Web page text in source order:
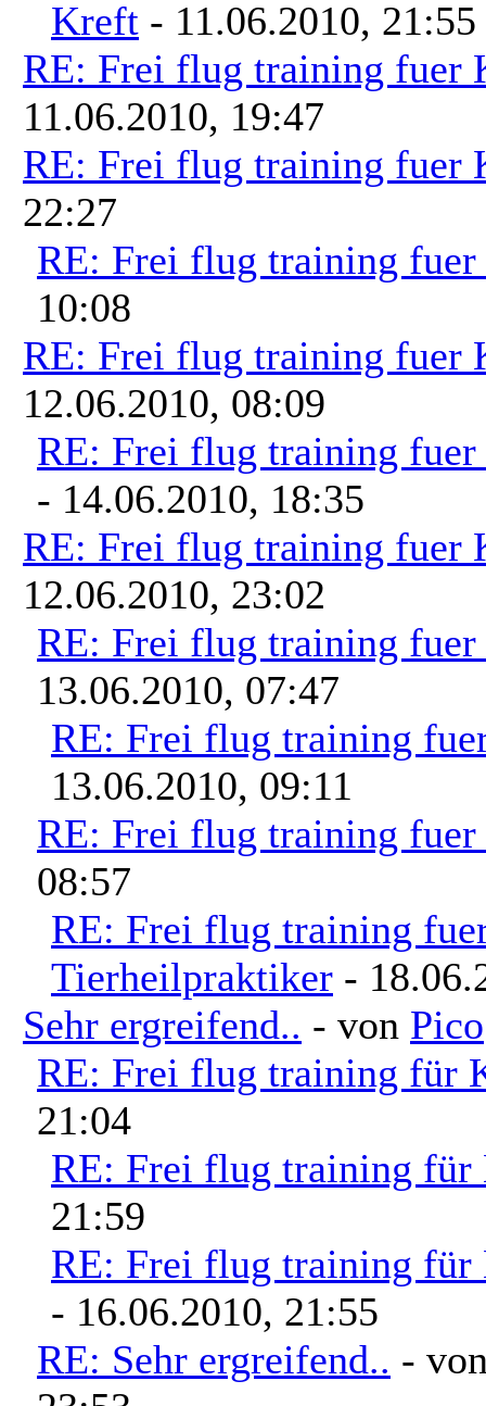
Kreft - 11.06.2010, 21:55
RE: Frei flug training fuer
11.06.2010, 19:47
RE: Frei flug training fuer
22:27
RE: Frei flug training fuer
10:08
RE: Frei flug training fuer
12.06.2010, 08:09
RE: Frei flug training fuer
- 14.06.2010, 18:35
RE: Frei flug training fuer
12.06.2010, 23:02
RE: Frei flug training fuer
13.06.2010, 07:47
RE: Frei flug training
13.06.2010, 09:11
RE: Frei flug training fuer
08:57
RE: Frei flug training
Tierheilpraktiker -
Sehr ergreifend.. - von Pico
RE: Frei flug training für
21:04
RE: Frei flug training für
21:59
RE: Frei flug training für
- 16.06.2010, 21:55
RE: Sehr ergreifend.. -